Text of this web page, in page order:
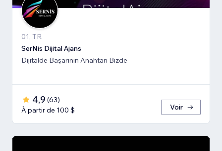
01, TR
SerNis Dijital Ajans
Dijitalde Başarının Anahtarı Bizde
4,9 (63)
À partir de 100 $
Voir